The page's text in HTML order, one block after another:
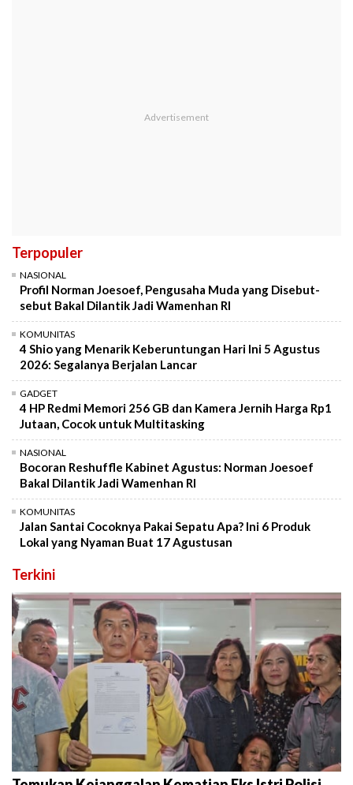
Terpopuler
NASIONAL
Profil Norman Joesoef, Pengusaha Muda yang Disebut-
sebut Bakal Dilantik Jadi Wamenhan RI
KOMUNITAS
4 Shio yang Menarik Keberuntungan Hari Ini 5 Agustus
2026: Segalanya Berjalan Lancar
GADGET
4 HP Redmi Memori 256 GB dan Kamera Jernih Harga Rp1
Jutaan, Cocok untuk Multitasking
NASIONAL
Bocoran Reshuffle Kabinet Agustus: Norman Joesoef
Bakal Dilantik Jadi Wamenhan RI
KOMUNITAS
Jalan Santai Cocoknya Pakai Sepatu Apa? Ini 6 Produk
Lokal yang Nyaman Buat 17 Agustusan
Terkini